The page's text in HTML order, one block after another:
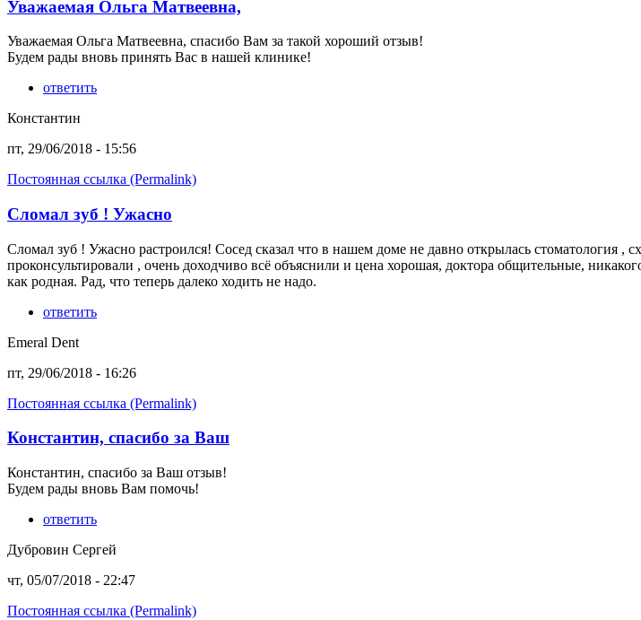
Уважаемая Ольга Матвеевна,
Уважаемая Ольга Матвеевна, спасибо Вам за такой хороший отзыв!
Будем рады вновь принять Вас в нашей клинике!
ответить
Константин
пт, 29/06/2018 - 15:56
Постоянная ссылка (Permalink)
Сломал зуб ! Ужасно
Сломал зуб ! Ужасно растроился! Сосед сказал что в нашем доме не давно открылась стоматология
проконсультировали , очень доходчиво всё объяснили и цена хорошая, доктора общительные,
как родная. Рад, что теперь далеко ходить не надо.
ответить
Emeral Dent
пт, 29/06/2018 - 16:26
Постоянная ссылка (Permalink)
Константин, спасибо за Ваш
Константин, спасибо за Ваш отзыв!
Будем рады вновь Вам помочь!
ответить
Дубровин Сергей
чт, 05/07/2018 - 22:47
Постоянная ссылка (Permalink)